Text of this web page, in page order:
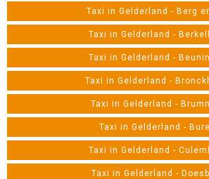
Taxi in Gelderland - Berg
Taxi in Gelderland -
Taxi in Gelderland -
Taxi in Gelderland -
Taxi in Gelderland -
Taxi in Gelderland -
Taxi in Gelderland -
Taxi in Gelderland -